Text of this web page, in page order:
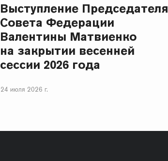
Выступление Председателя
Совета Федерации
Валентины Матвиенко
на закрытии весенней
сессии 2026 года
24 июля 2026 г.